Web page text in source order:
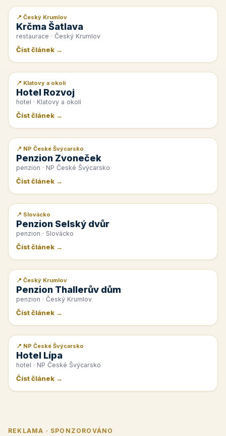
📰 PR článek
📍 Český Krumlov
Krčma Šatlava
restaurace · Český Krumlov
Číst článek →
📰 PR článek
📍 Klatovy a okolí
Hotel Rozvoj
hotel · Klatovy a okolí
Číst článek →
📰 PR článek
📍 NP České Švýcarsko
Penzion Zvoneček
penzion · NP České Švýcarsko
Číst článek →
📰 PR článek
📍 Slovácko
Penzion Selský dvůr
penzion · Slovácko
Číst článek →
📰 PR článek
📍 Český Krumlov
Penzion Thallerův dům
penzion · Český Krumlov
Číst článek →
📰 PR článek
📍 NP České Švýcarsko
Hotel Lípa
hotel · NP České Švýcarsko
Číst článek →
REKLAMA · SPONZOROVÁNO